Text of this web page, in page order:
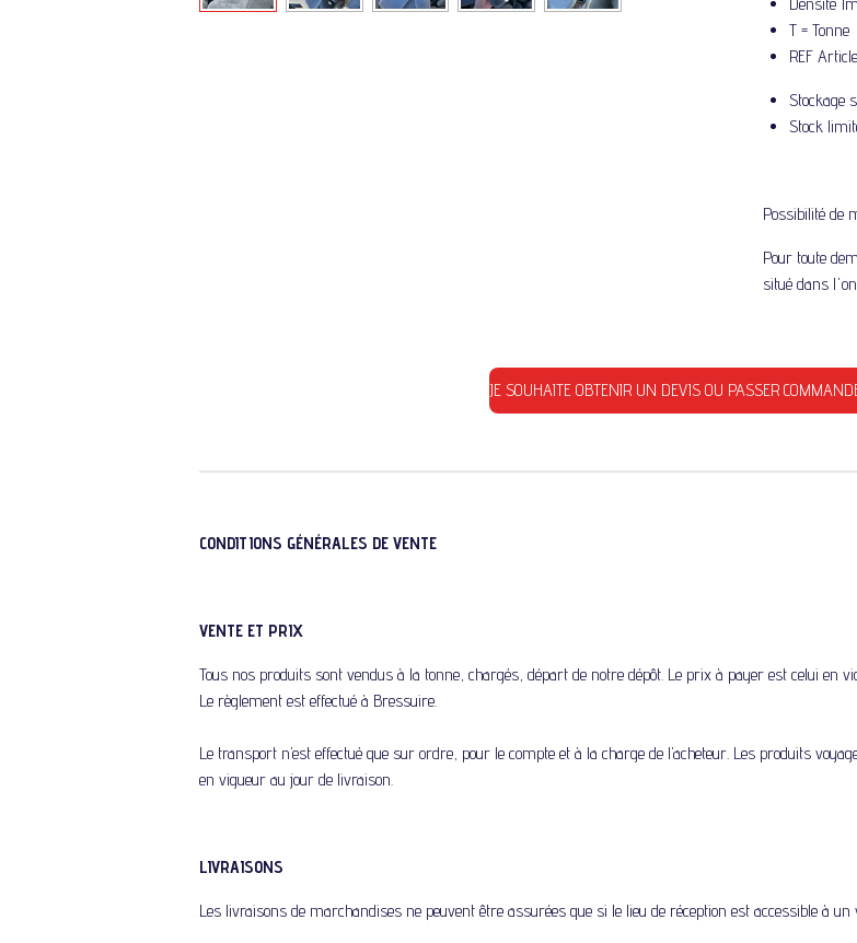
T = Tonne
REF
Stockage
Stock
Possibilité de
Pour toute
situé dans
JE SOUHAITE OBTENIR UN DEVIS OU PASSER
CONDITIONS GÉNÉRALES DE VENTE
VENTE ET PRIX
Tous nos produits sont vendus à la tonne, chargés, départ de notre dépôt. Le prix à payer est celui en
Le règlement est effectué à Bressuire.
Le transport n’est effectué que sur ordre, pour le compte et à la charge de l’acheteur. Les produits
en vigueur au jour de livraison.
LIVRAISONS
Les livraisons de marchandises ne peuvent être assurées que si le lieu de réception est accessible à un